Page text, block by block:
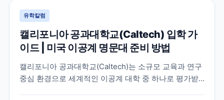
유학칼럼
캘리포니아 공과대학교(Caltech) 입학 가
이드 | 미국 이공계 명문대 준비 방법
캘리포니아 공과대학교(Caltech)는 소규모 교육과 연구
중심 환경으로 세계적인 이공계 대학 중 하나로 평가받